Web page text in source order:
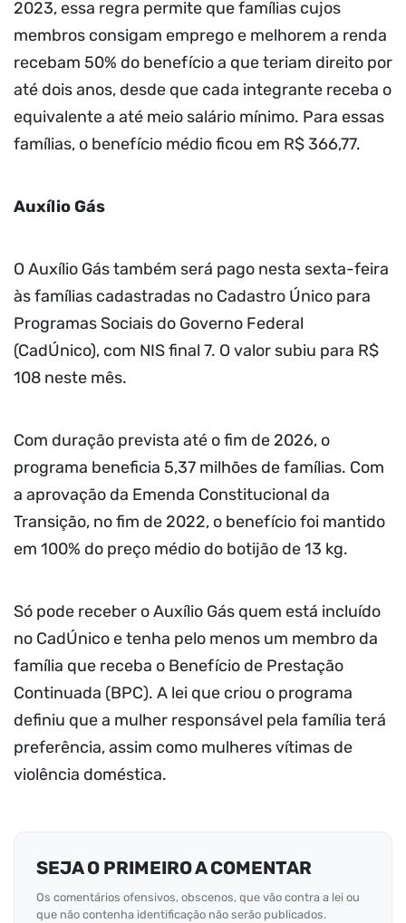
2023, essa regra permite que famílias cujos
membros consigam emprego e melhorem a renda
recebam 50% do benefício a que teriam direito por
até dois anos, desde que cada integrante receba o
equivalente a até meio salário mínimo. Para essas
famílias, o benefício médio ficou em R$ 366,77.
Auxílio Gás
O Auxílio Gás também será pago nesta sexta-feira
às famílias cadastradas no Cadastro Único para
Programas Sociais do Governo Federal
(CadÚnico), com NIS final 7. O valor subiu para R$
108 neste mês.
Com duração prevista até o fim de 2026, o
programa beneficia 5,37 milhões de famílias. Com
a aprovação da Emenda Constitucional da
Transição, no fim de 2022, o benefício foi mantido
em 100% do preço médio do botijão de 13 kg.
Só pode receber o Auxílio Gás quem está incluído
no CadÚnico e tenha pelo menos um membro da
família que receba o Benefício de Prestação
Continuada (BPC). A lei que criou o programa
definiu que a mulher responsável pela família terá
preferência, assim como mulheres vítimas de
violência doméstica.
SEJA O PRIMEIRO A COMENTAR
Os comentários ofensivos, obscenos, que vão contra a lei ou
que não contenha identificação não serão publicados.